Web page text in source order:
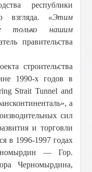
республики
взгляда. «Этим
только нашим
правительства
строительства
1990-х годов в
Strait Tunnel and
а
сил
и торговли
в 1996-1997 годах
— Гор.
Черномырдина,